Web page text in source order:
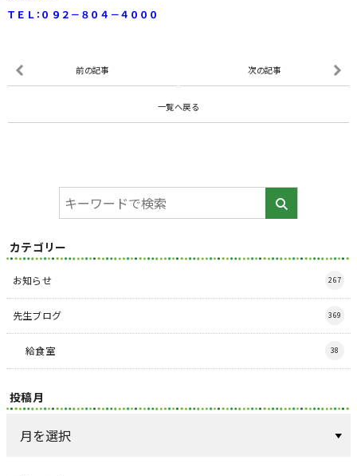
ＴＥＬ：０９２－８０４－４０００
前の記事 次の記事
一覧へ戻る
カテゴリー
お知らせ 267
先生ブログ 369
給食室 38
投稿月